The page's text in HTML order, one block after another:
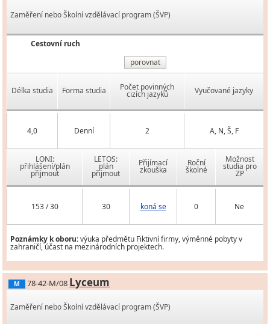
Zaměření nebo Školní vzdělávací program (ŠVP)
Cestovní ruch
porovnat
Délka studia Forma studia Počet povinných
cizích jazyků Vyučované jazyky
4,0 Denní 2 A, N, Š, F
LONI:
přihlášení/plán
přijmout
LETOS:
plán
přijmout
Přijímací
zkouška
Roční
školné
Možnost
studia pro
ZP
153 / 30 30 koná se 0 Ne
Poznámky k oboru:výuka předmětu Fiktivní firmy, výměnné pobyty v
zahraničí, účast na mezinárodních projektech.
M 78-42-M/08 Lyceum
Zaměření nebo Školní vzdělávací program (ŠVP)